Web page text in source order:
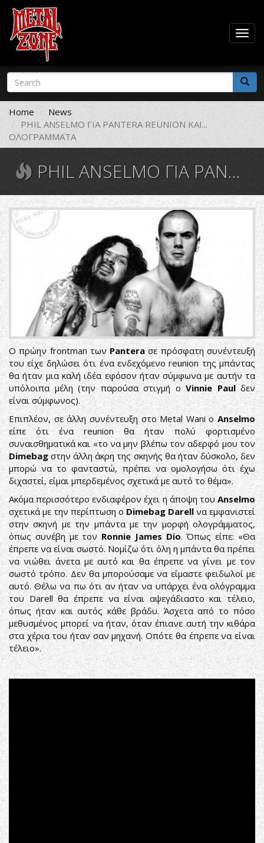
Skip
main
content
Search
form
Search
Home
News
PHIL ANSELMO ΓΙΑ PANTERA REUNION ΚΑΙ...
ΟΛΟΓΡΑΜΜΑΤΑ
PHIL ANSELMO ΓΙΑ PANTERA REUNION ΚΑΙ... ΟΛΟΓΡΑΜΜΑΤΑ
dimephil.jpg
Ο πρώην frontman τωνPanteraσε πρόσφατη συνέντευξή
του είχε δηλώσει ότι ένα ενδεχόμενο reunion της μπάντας
θα ήταν μια καλή ιδέα εφόσον ήταν σύμφωνα με αυτήν τα
υπόλοιπα μέλη (την παρούσα στιγμή οVinnie Paulδεν
είναι σύμφωνος).
Επιπλέον, σε άλλη συνέντευξη στο Metal Wani οAnselmo
είπε ότι ένα reunion θα ήταν πολύ φορτισμένο
συναισθηματικά και «το να μην βλέπω τον αδερφό μου τον
Dimebagστην άλλη άκρη της σκηνής θα ήταν δύσκολο, δεν
μπορώ να το φανταστώ, πρέπει να ομολογήσω ότι έχω
διχαστεί, είμαι μπερδεμένος σχετικά με αυτό το θέμα».
Ακόμα περισσότερο ενδιαφέρον έχει η άποψη του Anselmo
σχετικά με την περίπτωση ο Dimebag Darell να εμφανιστεί
στην σκηνή με την μπάντα με την μορφή ολογράμματος,
όπως συνέβη με τονRonnie James Dio. Όπως είπε: «Θα
έπρεπε να είναι σωστό. Νομίζω ότι όλη η μπάντα θα πρέπει
να νιώθει άνετα με αυτό και θα έπρεπε να γίνει με τον
σωστό τρόπο. Δεν θα μπορούσαμε να είμαστε φειδωλοί με
αυτό. Θέλω να πω ότι αν ήταν να υπάρχει ένα ολόγραμμα
του Darell θα έπρεπε να είναι αψεγάδιαστο και τέλειο,
όπως ήταν και αυτός κάθε βράδυ. Άσχετα από το πόσο
μεθυσμένος μπορεί να ήταν, όταν έπιανε αυτή την κιθάρα
στα χέρια του ήταν σαν μηχανή. Οπότε θα έπρεπε να είναι
τέλειο».